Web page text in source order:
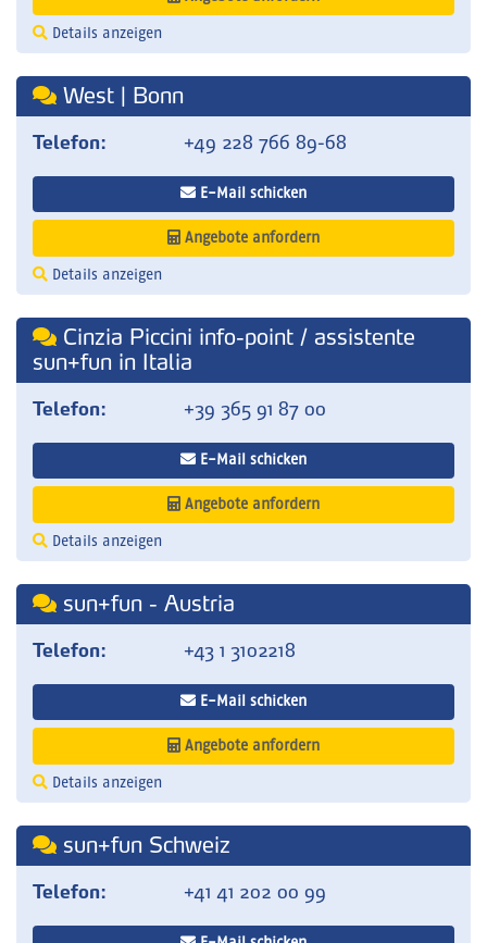
Details anzeigen
West | Bonn
Telefon: +49 228 766 89-68
E-Mail schicken
Angebote anfordern
Details anzeigen
Cinzia Piccini info-point / assistente
sun+fun in Italia
Telefon: +39 365 91 87 00
E-Mail schicken
Angebote anfordern
Details anzeigen
sun+fun - Austria
Telefon: +43 1 3102218
E-Mail schicken
Angebote anfordern
Details anzeigen
sun+fun Schweiz
Telefon: +41 41 202 00 99